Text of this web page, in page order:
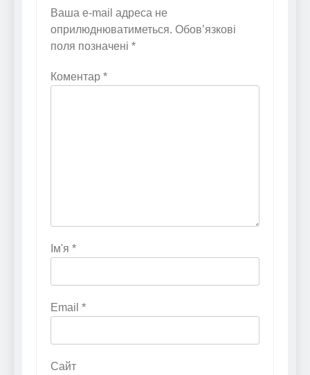
Ваша e-mail адреса не
оприлюднюватиметься. Обов’язкові
поля позначені *
Коментар *
Ім'я *
Email *
Сайт